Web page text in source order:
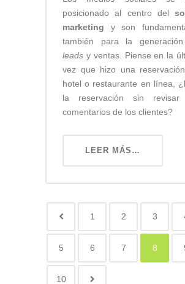
posicionado al centro del
marketing y son
también para la
leads y ventas. Piense en la
vez que hizo una
hotel o restaurante en línea,
la reservación sin revisar
comentarios de los clientes?
LEER MÁS…
1 2 3
5 6 7 8
10